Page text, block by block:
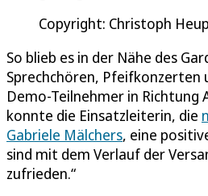
Copyright: Christoph Heup
So blieb es in der Nähe des
Sprechchören, Pfeifkonzerten
Demo-Teilnehmer in Richtung
konnte die Einsatzleiterin, die
Gabriele Mälchers, eine
sind mit dem Verlauf der
zufrieden.“